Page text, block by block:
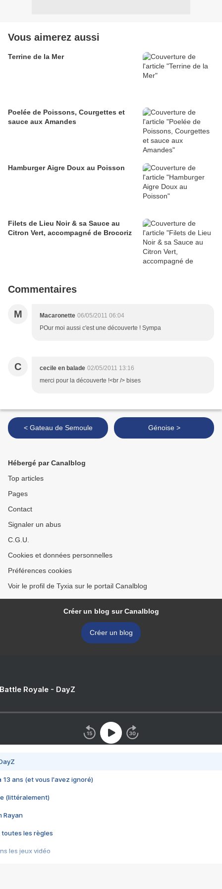
Vous aimerez aussi
Terrine de la Mer
Poelée de Poissons, Courgettes et
sauce aux Amandes
Hamburger Aigre Doux au Poisson
Filets de Lieu Noir & sa Sauce au
Citron Vert, accompagné de Brocoriz
Commentaires
M Macaronette 06/05/2011 06:04
POur moi aussi c'est une découverte ! Sympa
C cecile en balade 02/05/2011 13:16
merci pour la découverte !<br /> bises
< Gateau de Semoule Génoise >
Hébergé par Canalblog
Top articles
Pages
Contact
Signaler un abus
C.G.U.
Cookies et données personnelles
Préférences cookies
Voir le profil de Tyxia sur le portail Canalblog
Créer un blog sur Canalblog
Créer un blog
Royale - DayZ
13 ans (et vous l'avez ignoré)
(littéralement)
Rayan
toutes les règles
les jeux vidéo